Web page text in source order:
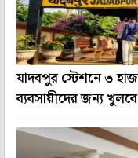
যাদবপুর স্টেশনে ৩
ব্যবসায়ীদের জন্য